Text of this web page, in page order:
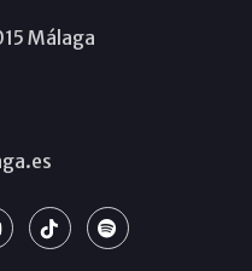
Málaga